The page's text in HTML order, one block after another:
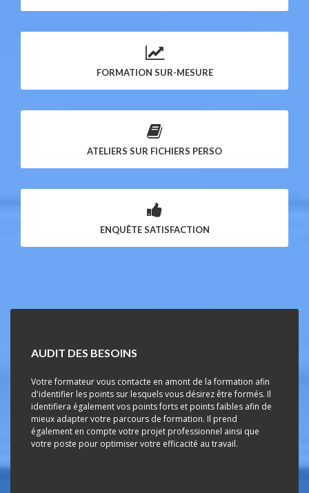
FORMATION SUR-MESURE
ATELIERS SUR FICHIERS PERSO
ENQUÊTE SATISFACTION
AUDIT DES BESOINS
Votre formateur vous contacte en amont de la formation afin
d'identifier les points sur lesquels vous désirez être formés. Il
identifiera également vos points forts et points faibles afin de
mieux adapter votre parcours de formation. Il prend
également en compte votre projet professionnel ainsi que
votre poste pour optimiser votre efficacité au travail.